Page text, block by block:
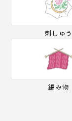
刺しゅう
編み物